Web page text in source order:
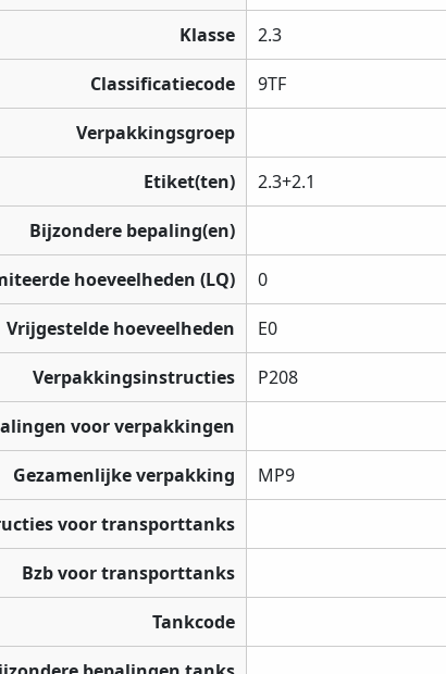
Klasse 2.3
Classificatiecode 9TF
Verpakkingsgroep
Etiket(ten) 2.3+2.1
Bijzondere bepaling(en)
hoeveelheden (LQ) 0
Vrijgestelde hoeveelheden E0
Verpakkingsinstructies P208
voor verpakkingen
Gezamenlijke verpakking MP9
voor transporttanks
Bzb voor transporttanks
Tankcode